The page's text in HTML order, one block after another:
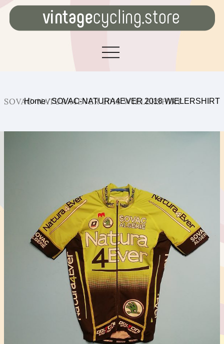
SOVAC-NATURA4EVER 2018 WIELERSHIRT
Home/SOVAC-NATURA4EVER 2018 WIELERSHIRT